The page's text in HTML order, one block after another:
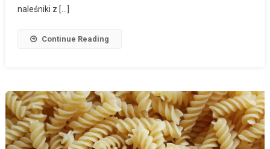
naleśniki z […]
Continue Reading